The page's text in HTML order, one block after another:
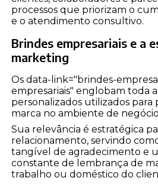
processos que priorizam o
e o atendimento consultivo.
Brindes empresariais e a
marketing
Os data-link="brindes-
empresariais" englobam toda
personalizados utilizados
marca no ambiente de
Sua relevância é estratégica
relacionamento, servindo
tangível de agradecimento e
constante de lembrança de
trabalho ou doméstico do